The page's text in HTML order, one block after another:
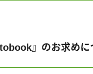
』のお求めに